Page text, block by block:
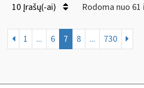
10 Įrašų(-ai) Rodoma nuo 61
1 ... 6 7 8 ... 730